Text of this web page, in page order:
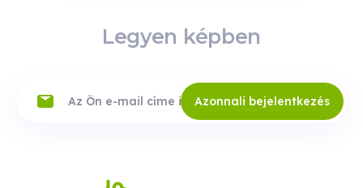
Legyen képben
Azonnali bejelentkezés